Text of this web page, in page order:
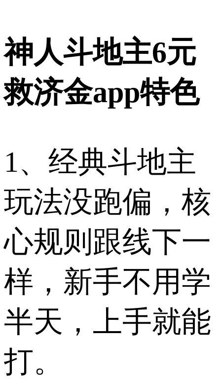
神人斗地主6元
救济金app特色
1、经典斗地主
玩法没跑偏，核
心规则跟线下一
样，新手不用学
半天，上手就能
打。